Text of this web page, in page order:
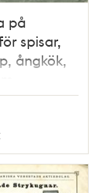
på
spisar,
ångkök,